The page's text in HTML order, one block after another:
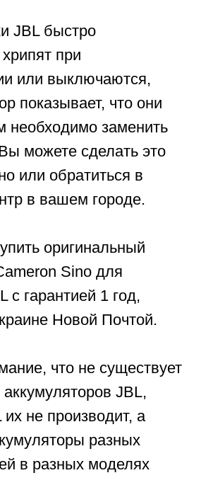
JBL быстро
при
или выключаются,
показывает, что они
необходимо заменить
можете сделать это
или обратиться в
в вашем городе.
оригинальный
Sino для
с гарантией 1 год,
Новой Почтой.
что не существует
JBL,
их не производит, а
разных
в разных моделях